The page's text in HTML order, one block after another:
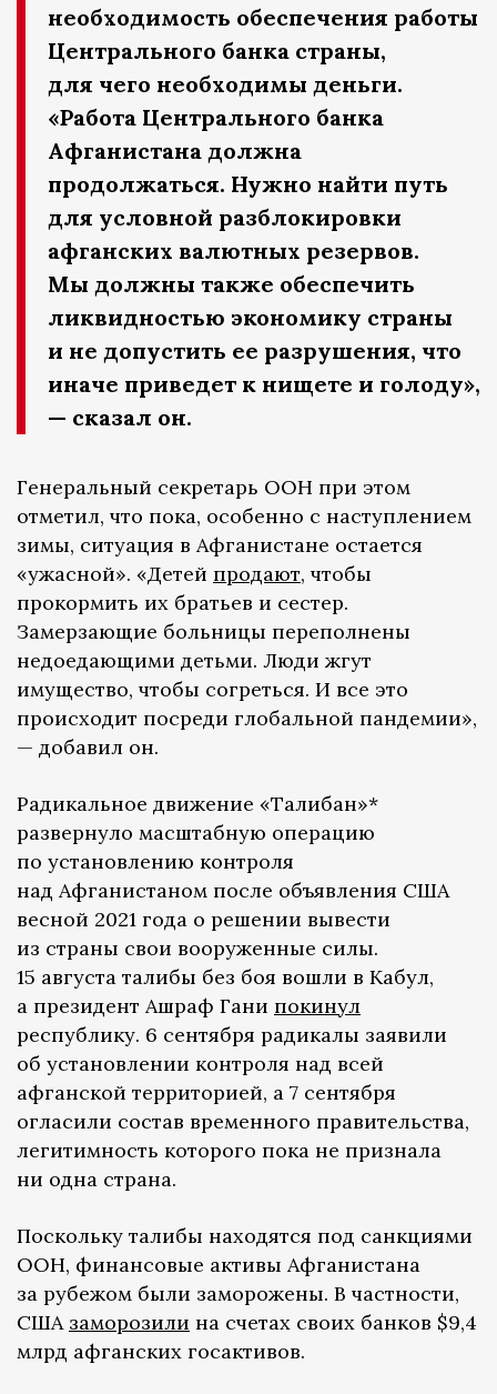
необходимость обеспечения работы
Центрального банка страны,
для чего необходимы деньги.
«Работа Центрального банка
Афганистана должна
продолжаться. Нужно найти путь
для условной разблокировки
афганских валютных резервов.
Мы должны также обеспечить
ликвидностью экономику страны
и не допустить ее разрушения, что
иначе приведет к нищете и голоду»,
— сказал он.
Генеральный секретарь ООН при этом
отметил, что пока, особенно с наступлением
зимы, ситуация в Афганистане остается
«ужасной». «Детей продают, чтобы
прокормить их братьев и сестер.
Замерзающие больницы переполнены
недоедающими детьми. Люди жгут
имущество, чтобы согреться. И все это
происходит посреди глобальной пандемии»,
— добавил он.
Радикальное движение «Талибан»*
развернуло масштабную операцию
по установлению контроля
над Афганистаном после объявления США
весной 2021 года о решении вывести
из страны свои вооруженные силы.
15 августа талибы без боя вошли в Кабул,
а президент Ашраф Гани покинул
республику. 6 сентября радикалы заявили
об установлении контроля над всей
афганской территорией, а 7 сентября
огласили состав временного правительства,
легитимность которого пока не признала
ни одна страна.
Поскольку талибы находятся под санкциями
ООН, финансовые активы Афганистана
за рубежом были заморожены. В частности,
США заморозили на счетах своих банков $9,4
млрд афганских госактивов.